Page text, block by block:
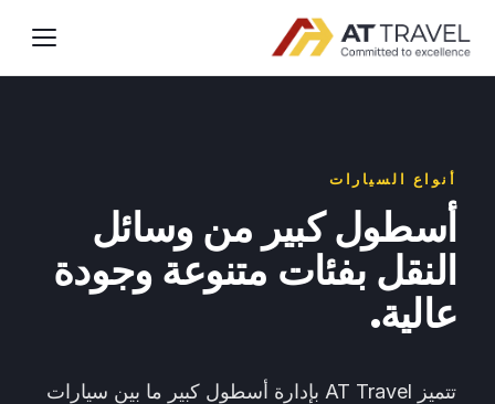
أنواع السيارات
أسطول كبير من وسائل
النقل بفئات متنوعة وجودة
عالية.
تتميز AT Travel بإدارة أسطول كبير ما بين سيارات